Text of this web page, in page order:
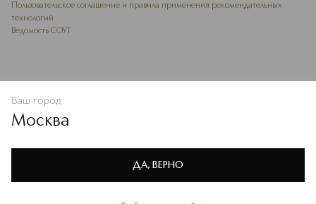
Политике конфиденциальности
В КОРЗИНУ
Пользовательское соглашение и правила применения рекомендательных
технологий
Ведомость СОУТ
Ваш город
Москва
ДА, ВЕРНО